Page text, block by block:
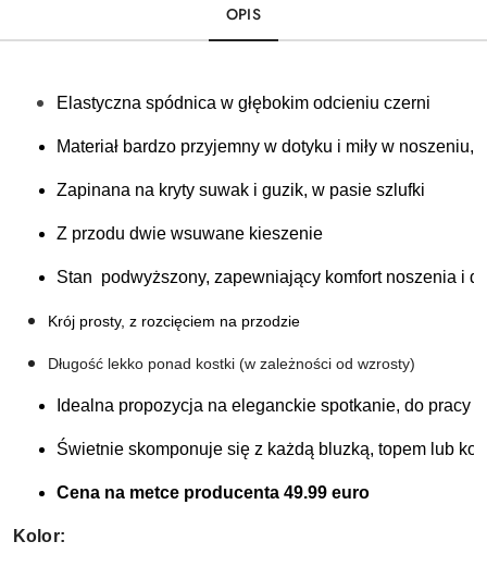
OPIS
Elastyczna spódnica w głębokim odcieniu czerni
Materiał bardzo przyjemny w dotyku i miły w
Zapinana na kryty suwak i guzik, w pasie szlufki
Z przodu dwie wsuwane kieszenie
Stan  podwyższony, zapewniający komfort noszenia i
Krój prosty, z rozcięciem na przodzie
Długość lekko ponad kostki (w zależności od wzrosty)
Idealna propozycja na eleganckie spotkanie, do pracy
Świetnie skomponuje się z każdą bluzką, topem lub
Cena na metce producenta 49.99 euro
Kolor: